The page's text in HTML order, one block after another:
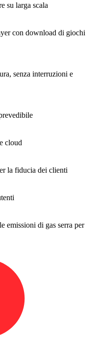
su larga scala
con download di giochi
senza interruzioni e
cloud
la fiducia dei clienti
emissioni di gas serra per